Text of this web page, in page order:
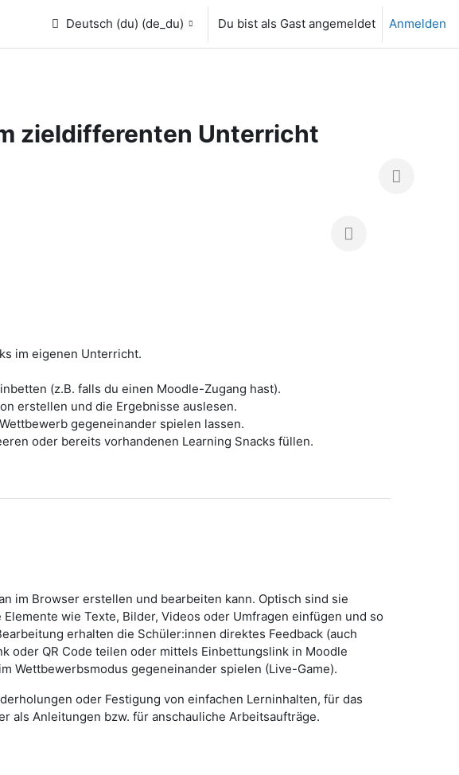
Deutsch (du) ‎(de_du)‎ Du bist als Gast angemeldet Anmelden
zieldifferenten Unterricht
im eigenen Unterricht.
(z.B. falls du einen Moodle-Zugang hast).
erstellen und die Ergebnisse auslesen.
gegeneinander spielen lassen.
oder bereits vorhandenen Learning Snacks füllen.
im Browser erstellen und bearbeiten kann. Optisch sind sie
wie Texte, Bilder, Videos oder Umfragen einfügen und so
erhalten die Schüler:innen direktes Feedback (auch
oder QR Code teilen oder mittels Einbettungslink in Moodle
Wettbewerbsmodus gegeneinander spielen (Live-Game).
oder Festigung von einfachen Lerninhalten, für das
als Anleitungen bzw. für anschauliche Arbeitsaufträge.